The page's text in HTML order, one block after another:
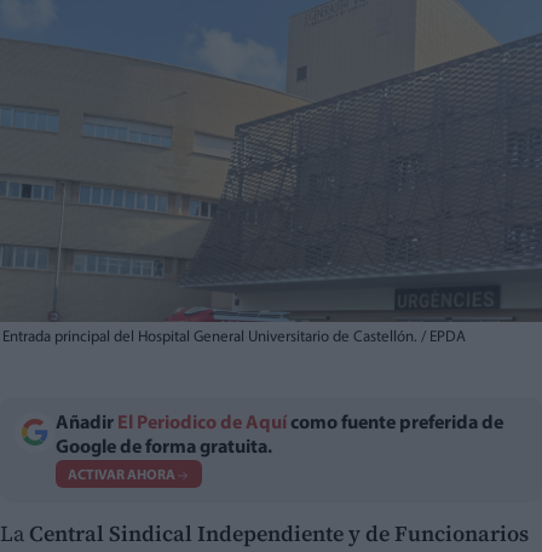
Entrada principal del Hospital General Universitario de Castellón. / EPDA
Añadir El Periodico de Aquí como fuente preferida de
Google de forma gratuita.
ACTIVAR AHORA
La Central Sindical Independiente y de Funcionarios